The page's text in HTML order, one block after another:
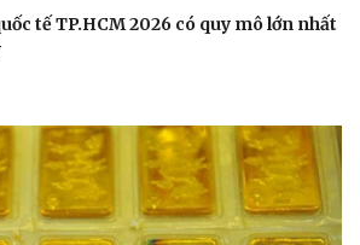
tế TP.HCM 2026 có quy mô lớn nhất